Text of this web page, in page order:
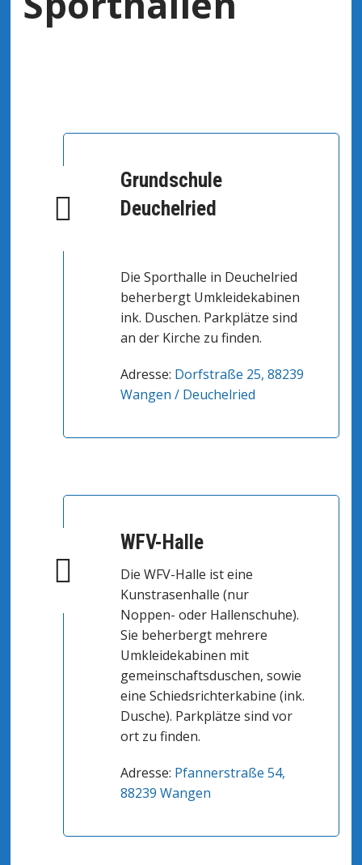
Grundschule
Deuchelried
Die Sporthalle in Deuchelried
beherbergt Umkleidekabinen
ink. Duschen. Parkplätze sind
an der Kirche zu finden.
Adresse: Dorfstraße 25, 88239
Wangen / Deuchelried
WFV-Halle
Die WFV-Halle ist eine
Kunstrasenhalle (nur
Noppen- oder Hallenschuhe).
Sie beherbergt mehrere
Umkleidekabinen mit
gemeinschaftsduschen, sowie
eine Schiedsrichterkabine (ink.
Dusche). Parkplätze sind vor
ort zu finden.
Adresse: Pfannerstraße 54,
88239 Wangen